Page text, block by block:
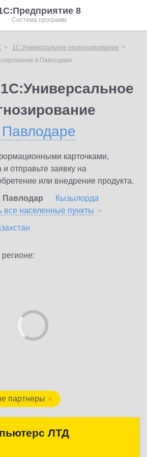
8
Система программ
1С:Универсальное прогнозирование
в Павлодаре
Павлодаре
карточками,
отправьте заявку на
или внедрение продукта.
Павлодар
Кызылорда
все населенные пункты
партнеры
ЛТД
Компьютерс ЛТД